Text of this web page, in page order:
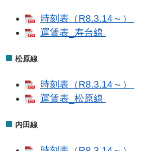
時刻表（R8.3.14～）
運賃表_寿台線
松原線
時刻表（R8.3.14～）
運賃表_松原線
内田線